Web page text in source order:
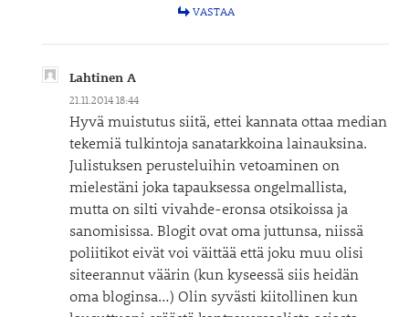
VASTAA
Lahtinen A
21.11.2014 18:44
Hyvä muistutus siitä, ettei kannata ottaa median
tekemiä tulkintoja sanatarkkoina lainauksina.
Julistuksen perusteluihin vetoaminen on
mielestäni joka tapauksessa ongelmallista,
mutta on silti vivahde-eronsa otsikoissa ja
sanomisissa. Blogit ovat oma juttunsa, niissä
poliitikot eivät voi väittää että joku muu olisi
siteerannut väärin (kun kyseessä siis heidän
oma bloginsa…) Olin syvästi kiitollinen kun